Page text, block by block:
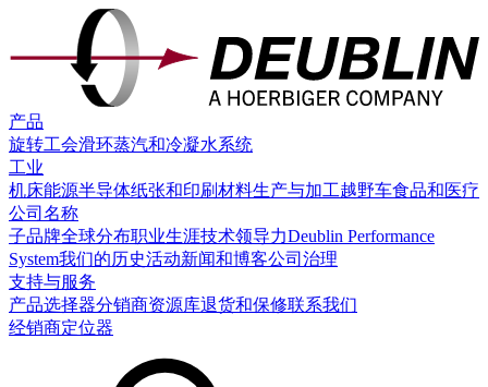
产品
旋转工会滑环蒸汽和冷凝水系统
工业
机床能源半导体纸张和印刷材料生产与加工越野车食品和医疗
公司名称
子品牌全球分布职业生涯技术领导力Deublin Performance
System我们的历史活动新闻和博客公司治理
支持与服务
产品选择器分销商资源库退货和保修联系我们
经销商定位器